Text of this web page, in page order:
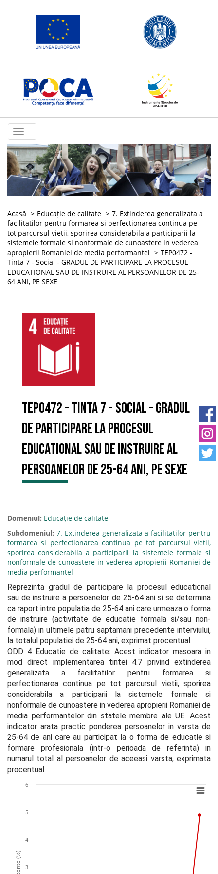
Toggle
navigation
Acasă Educație de calitate
7. Extinderea generalizata a
facilitatilor pentru formarea si perfectionarea continua pe
tot parcursul vietii, sporirea considerabila a participarii la
sistemele formale si nonformale de cunoastere in vederea
apropierii Romaniei de media performantel
TEP0472 -
Tinta 7 - Social - GRADUL DE PARTICIPARE LA PROCESUL
EDUCATIONAL SAU DE INSTRUIRE AL PERSOANELOR DE 25-
64 ANI, PE SEXE
TEP0472 - Tinta 7 - Social - GRADUL
DE PARTICIPARE LA PROCESUL
EDUCATIONAL SAU DE INSTRUIRE AL
PERSOANELOR DE 25-64 ANI, PE SEXE
Domeniul: Educație de calitate
Subdomeniul: 7. Extinderea generalizata a facilitatilor pentru
formarea si perfectionarea continua pe tot parcursul vietii,
sporirea considerabila a participarii la sistemele formale si
nonformale de cunoastere in vederea apropierii Romaniei de
media performantel
Reprezinta gradul de participare la procesul educational
sau de instruire a persoanelor de 25-64 ani si se determina
ca raport intre populatia de 25-64 ani care urmeaza o forma
de instruire (activitate de educatie formala si/sau non-
formala) in ultimele patru saptamani precedente interviului,
la totalul populatiei de 25-64 ani, exprimat procentual.
ODD 4 Educatie de calitate: Acest indicator masoara in
mod direct implementarea tintei 4.7 privind extinderea
generalizata a facilitatilor pentru formarea si
perfectionarea continua pe tot parcursul vietii, sporirea
considerabila a participarii la sistemele formale si
nonformale de cunoastere in vederea apropierii Romaniei de
media performantelor din statele membre ale UE. Acest
indicator arata practic ponderea persoanelor in varsta de
25-64 de ani care au participat la o forma de educatie si
formare profesionala (intr-o perioada de referinta) in
numarul total al persoanelor de aceeasi varsta, exprimata
procentual.
3
4
5
6